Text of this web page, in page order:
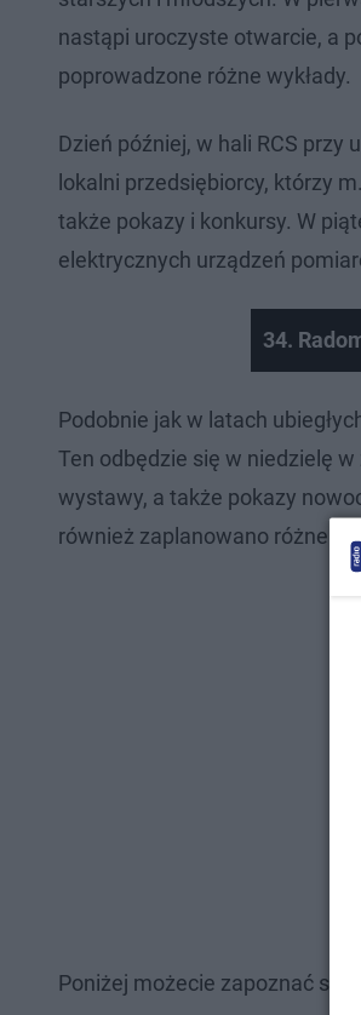
nastąpi uroczyste otwarcie, a
poprowadzone różne wykłady.
Dzień później, w hali RCS przy
lokalni przedsiębiorcy, którzy
także pokazy i konkursy. W
elektrycznych urządzeń
34.
Podobnie jak w latach
Ten odbędzie się w niedzielę
wystawy, a także pokazy
również zaplanowano różne
Poniżej możecie zapoznać się